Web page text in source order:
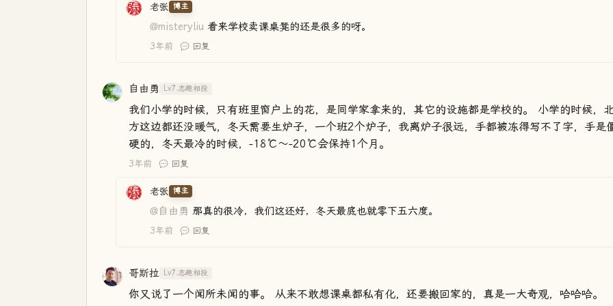
老张 博主
@misteryliu 看来学校卖课桌凳的还是很多的呀。
3年前 回复
自由勇 Lv7.志趣相投
我们小学的时候，只有班里窗户上的花，是同学家拿来的，其它的设施都是学校的。 小学的时候，
方这边都还没暖气，冬天需要生炉子，一个班2个炉子，我离炉子很远，手都被冻得写不了字，手是
硬的，冬天最冷的时候，-18℃～-20℃会保持1个月。
3年前 回复
老张 博主
@自由勇 那真的很冷，我们这还好，冬天最底也就零下五六度。
3年前 回复
哥斯拉 Lv7.志趣相投
你又说了一个闻所未闻的事。 从来不敢想课桌都私有化，还要搬回家的，真是一大奇观，哈哈哈。